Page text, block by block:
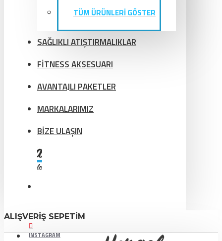
TÜM ÜRÜNLERİ GÖSTER
SAĞLIKLI ATIŞTIRMALIKLAR
FİTNESS AKSESUARI
AVANTAJLI PAKETLER
MARKALARIMIZ
BİZE ULAŞIN
ALIŞVERIŞ SEPETIM
INSTAGRAM